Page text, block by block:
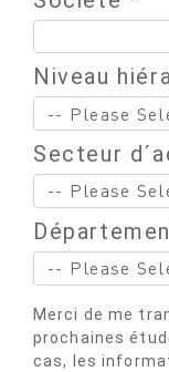
Niveau
Secteur
Merci de me
prochaines
cas, les